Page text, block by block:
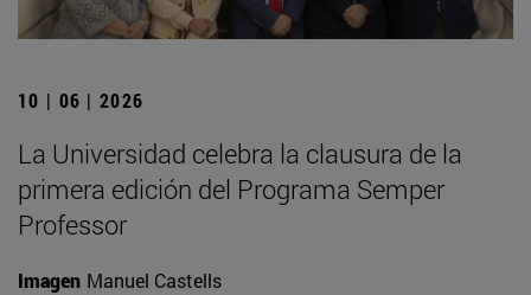
10 | 06 | 2026
La Universidad celebra la clausura de la
primera edición del Programa Semper
Professor
Imagen Manuel Castells